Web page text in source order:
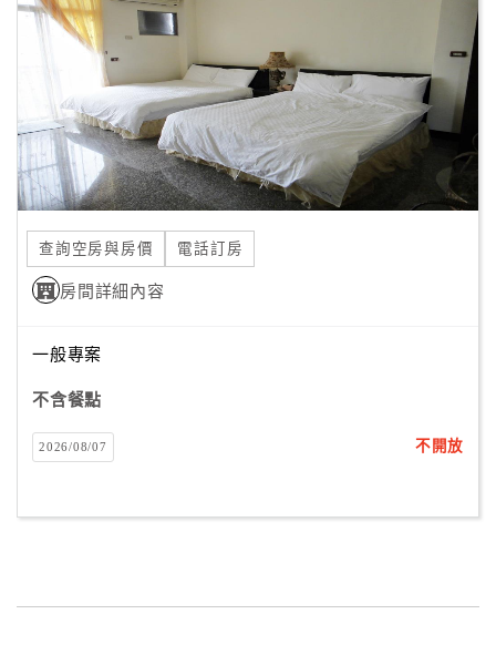
服
紅
利
查
訂
房
Q&A
查詢空房與房價 電話訂房
房間詳細內容
一般專案
不含餐點
2026/08/07 不開放